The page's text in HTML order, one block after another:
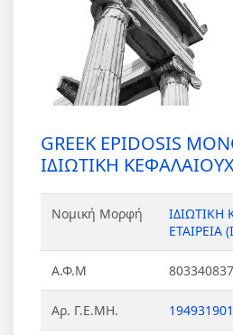
GREEK EPIDOSIS
ΙΔΙΩΤΙΚΗ
Νομική Μορφή
ΙΔΙΩΤΙΚΗ
ΕΤΑΙΡΕΙΑ
Α.Φ.Μ 803340837
Αρ. Γ.Ε.ΜΗ.